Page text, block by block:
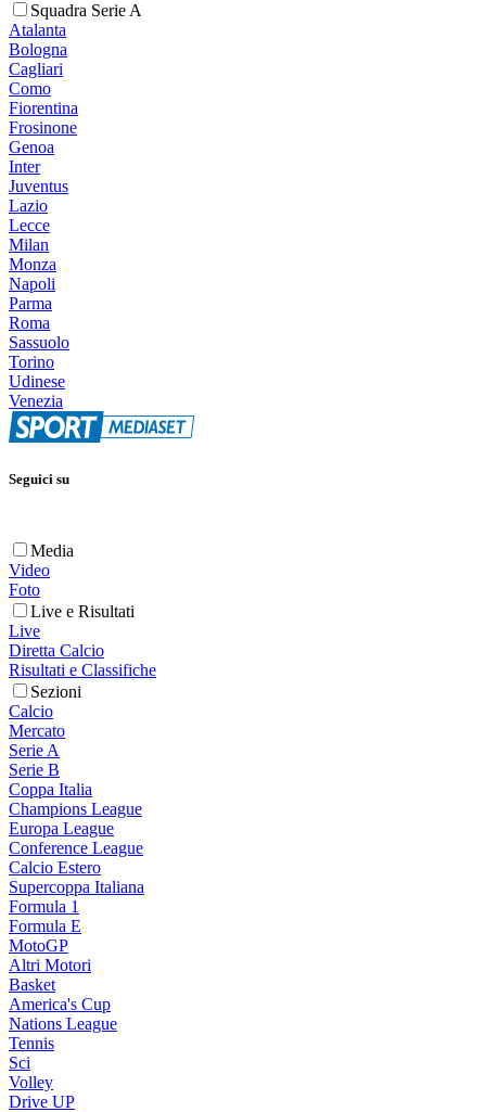
Squadra Serie A
Atalanta
Bologna
Cagliari
Como
Fiorentina
Frosinone
Genoa
Inter
Juventus
Lazio
Lecce
Milan
Monza
Napoli
Parma
Roma
Sassuolo
Torino
Udinese
Venezia
Seguici su
Media
Video
Foto
Live e Risultati
Live
Diretta Calcio
Risultati e Classifiche
Sezioni
Calcio
Mercato
Serie A
Serie B
Coppa Italia
Champions League
Europa League
Conference League
Calcio Estero
Supercoppa Italiana
Formula 1
Formula E
MotoGP
Altri Motori
Basket
America's Cup
Nations League
Tennis
Sci
Volley
Drive UP